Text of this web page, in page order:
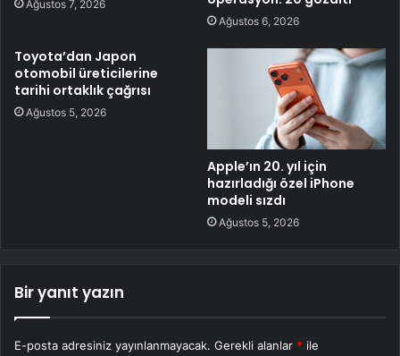
Ağustos 7, 2026
Ağustos 6, 2026
Toyota’dan Japon
otomobil üreticilerine
tarihi ortaklık çağrısı
Ağustos 5, 2026
Apple’ın 20. yıl için
hazırladığı özel iPhone
modeli sızdı
Ağustos 5, 2026
Bir yanıt yazın
E-posta adresiniz yayınlanmayacak. Gerekli alanlar * ile